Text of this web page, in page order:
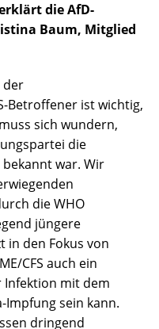
die AfD-
Baum, Mitglied
der
Betroffener ist wichtig,
sich wundern,
die
war. Wir
die WHO
jüngere
in den Fokus von
CFS auch ein
Infektion mit dem
Impfung sein kann.
dringend